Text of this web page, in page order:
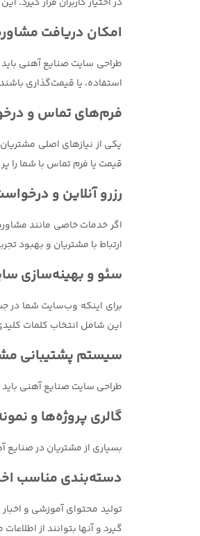
امکان دریافت
طراحی سایت صنایع آهنی
استفاده، یا قیمت‌گذاری
فرم‌های تماس و
یکی از نیازهای اصلی
قیمت یا فرم تماس با شما را
رزرو آنلاین و
اگر خدمات خاصی مانند
ارتباط با مشتریان و بهبود
سئو و بهینه‌سازی
این شامل انتخاب کلمات
سیستم پشتیبانی
طراحی سایت صنایع آهنی باید
گالری پروژه‌ها و
بسیاری از مشتریان در
دسته‌بندی مناسب
تولید محتوای آموزشی و
گیرد و آنها بتوانند از